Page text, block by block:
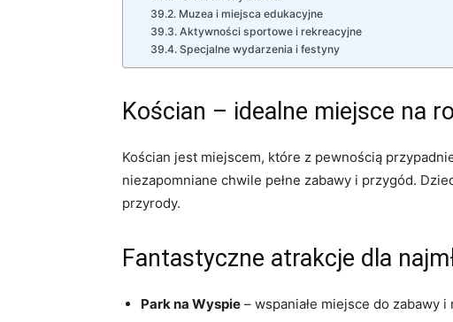
Muzea i miejsca edukacyjne
Aktywności sportowe i rekreacyjne
Specjalne wydarzenia i festyny
Kościan – idealne miejsce na
Kościan jest miejscem, które z pewnością
niezapomniane chwile pełne zabawy i przygód.
przyrody.
Fantastyczne atrakcje dla
Park na Wyspie – wspaniałe miejsce do zabawy